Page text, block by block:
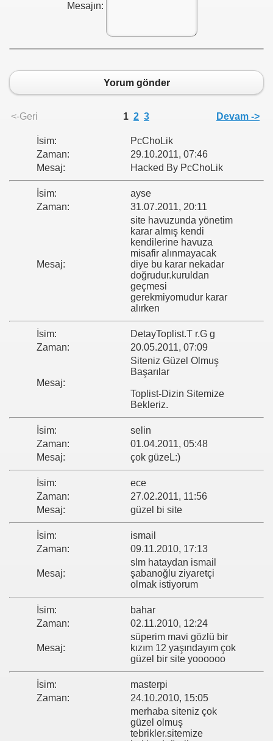
Mesajın:
Yorum gönder
<-Geri 1 2 3 Devam ->
İsim:
PcChoLik
Zaman:
29.10.2011, 07:46
Mesaj:
Hacked By PcChoLik
İsim:
ayse
Zaman:
31.07.2011, 20:11
Mesaj:
site havuzunda yönetim
karar almış kendi
kendilerine havuza
misafir alınmayacak
diye bu karar nekadar
doğrudur.kuruldan
geçmesi
gerekmiyomudur karar
alırken
İsim:
DetayToplist.T r.G g
Zaman:
20.05.2011, 07:09
Mesaj:
Siteniz Güzel Olmuş
Başarılar
Toplist-Dizin Sitemize
Bekleriz.
İsim:
selin
Zaman:
01.04.2011, 05:48
Mesaj:
çok güzeL:)
İsim:
ece
Zaman:
27.02.2011, 11:56
Mesaj:
güzel bi site
İsim:
ismail
Zaman:
09.11.2010, 17:13
Mesaj:
slm hataydan ismail
şabanoğlu ziyaretçi
olmak istiyorum
İsim:
bahar
Zaman:
02.11.2010, 12:24
Mesaj:
süperim mavi gözlü bir
kızım 12 yaşındayım çok
güzel bir site yoooooo
İsim:
masterpi
Zaman:
24.10.2010, 15:05
merhaba siteniz çok
güzel olmuş
tebrikler.sitemize